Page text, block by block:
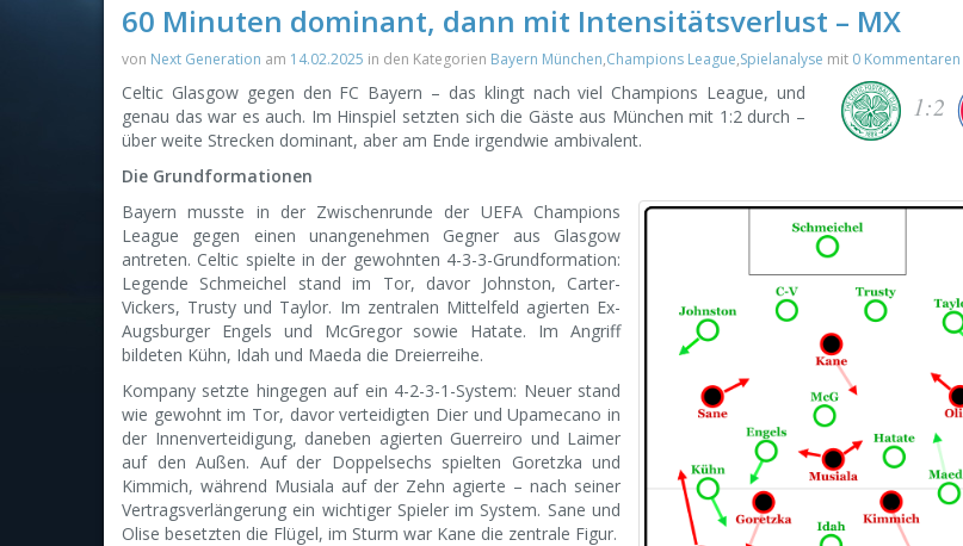
60 Minuten dominant, dann mit Intensitätsverlust – MX
von Next Generation am 14.02.2025 in den Kategorien Bayern München,Champions League,Spielanalyse mit 0 Kommentaren
1:2
Celtic Glasgow gegen den FC Bayern – das klingt nach viel Champions League, und
genau das war es auch. Im Hinspiel setzten sich die Gäste aus München mit 1:2 durch –
über weite Strecken dominant, aber am Ende irgendwie ambivalent.
Die Grundformationen
Bayern musste in der Zwischenrunde der UEFA Champions
League gegen einen unangenehmen Gegner aus Glasgow
antreten. Celtic spielte in der gewohnten 4-3-3-Grundformation:
Legende Schmeichel stand im Tor, davor Johnston, Carter-
Vickers, Trusty und Taylor. Im zentralen Mittelfeld agierten Ex-
Augsburger Engels und McGregor sowie Hatate. Im Angriff
bildeten Kühn, Idah und Maeda die Dreierreihe.
Kompany setzte hingegen auf ein 4-2-3-1-System: Neuer stand
wie gewohnt im Tor, davor verteidigten Dier und Upamecano in
der Innenverteidigung, daneben agierten Guerreiro und Laimer
auf den Außen. Auf der Doppelsechs spielten Goretzka und
Kimmich, während Musiala auf der Zehn agierte – nach seiner
Vertragsverlängerung ein wichtiger Spieler im System. Sane und
Olise besetzten die Flügel, im Sturm war Kane die zentrale Figur.